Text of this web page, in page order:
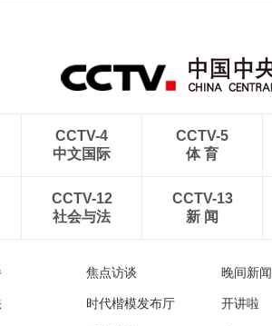
CCTV-4
中文国际
CCTV-5
体 育
CCTV-12
社会与法
CCTV-13
新 闻
焦点访谈 晚间新闻
时代楷模发布厅 开讲啦